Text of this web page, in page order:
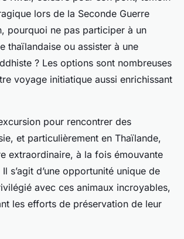
lors de la Seconde Guerre
pourquoi ne pas participer à un
thaïlandaise ou assister à une
? Les options sont nombreuses
voyage initiatique aussi enrichissant
pour rencontrer des
et particulièrement en Thaïlande,
extraordinaire, à la fois émouvante
s’agit d’une opportunité unique de
avec ces animaux incroyables,
les efforts de préservation de leur